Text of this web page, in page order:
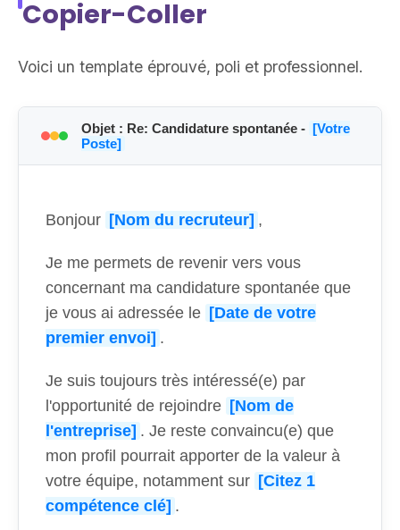
Copier-Coller
Voici un template éprouvé, poli et professionnel.
Objet : Re: Candidature spontanée - [Votre
Poste]
Bonjour [Nom du recruteur] ,
Je me permets de revenir vers vous
concernant ma candidature spontanée que
je vous ai adressée le [Date de votre
premier envoi] .
Je suis toujours très intéressé(e) par
l'opportunité de rejoindre [Nom de
l'entreprise] . Je reste convaincu(e) que
mon profil pourrait apporter de la valeur à
votre équipe, notamment sur [Citez 1
compétence clé] .